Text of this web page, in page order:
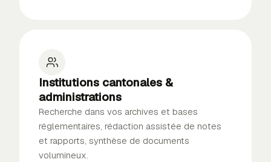
Institutions cantonales &
administrations
Recherche dans vos archives et bases
réglementaires, rédaction assistée de notes
et rapports, synthèse de documents
volumineux.